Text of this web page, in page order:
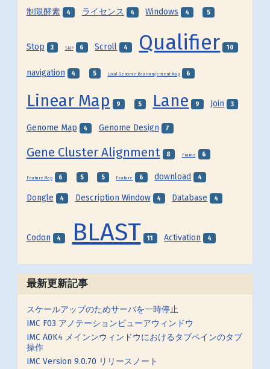
制限酵素 4 ライセンス 4 Windows 4 5
Stop 3 SNP 6 Scroll 4 Qualifier 10
navigation 4 5 Local Genome Rearrangement Map 6
Linear Map 9 5 Lane 9 Join 3
Genome Map 4 Genome Design 7
Gene Cluster Alignment 8 Frame 6
Feature Map 6 5 5 Feature 6 download 4
Dongle 4 Description Window 4 Database 4
Codon 4 BLAST 11 Activation 4
最新更新記事
スケールアップのためサーバを一時停止
IMC F03 アノテーションビューアウィンドウ
IMC A0K4 メインンウィンドウにおけるタブペインのタブ
操作
IMC Version 9.0.70 リリースノート